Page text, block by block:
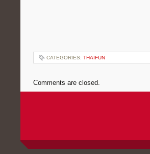
CATEGORIES: THAIFUN
Comments are closed.